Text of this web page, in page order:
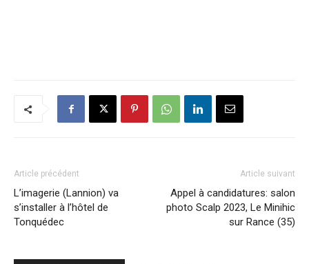
Article précédent
L’imagerie (Lannion) va
s’installer à l’hôtel de
Tonquédec
Article suivant
Appel à candidatures: salon
photo Scalp 2023, Le Minihic
sur Rance (35)